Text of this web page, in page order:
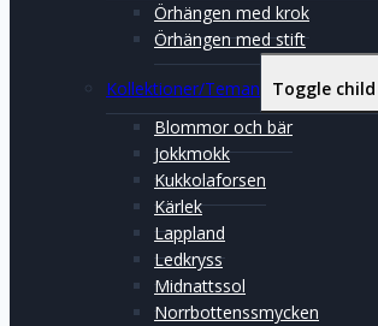
Örhängen med krok
Örhängen med stift
Kollektioner/Teman
Toggle
Blommor och bär
Jokkmokk
Kukkolaforsen
Kärlek
Lappland
Ledkryss
Midnattssol
Norrbottenssmycken